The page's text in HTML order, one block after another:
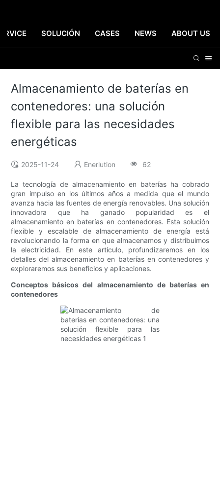
SOLUCIÓN CASES NEWS ABOUT US
Almacenamiento de baterías en
contenedores: una solución
flexible para las necesidades
energéticas
2025-11-24 Enerlution 62
La tecnología de almacenamiento en baterías ha cobrado
gran impulso en los últimos años a medida que el mundo
avanza hacia las fuentes de energía renovables. Una solución
innovadora que ha ganado popularidad es el
almacenamiento en baterías en contenedores. Esta solución
flexible y escalable de almacenamiento de energía está
revolucionando la forma en que almacenamos y distribuimos
la electricidad. En este artículo, profundizaremos en los
detalles del almacenamiento en baterías en contenedores y
exploraremos sus beneficios y aplicaciones.
Conceptos básicos del almacenamiento de baterías en
contenedores